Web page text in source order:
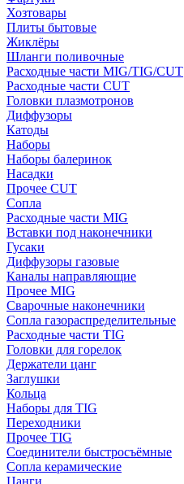
Хозтовары
Плиты бытовые
Жиклёры
Шланги поливочные
Расходные части MIG/TIG/CUT
Расходные части CUT
Головки плазмотронов
Диффузоры
Катоды
Наборы
Наборы балеринок
Насадки
Прочее CUT
Сопла
Расходные части MIG
Вставки под наконечники
Гусаки
Диффузоры газовые
Каналы направляющие
Прочее MIG
Сварочные наконечники
Сопла газораспределительные
Расходные части TIG
Головки для горелок
Держатели цанг
Заглушки
Кольца
Наборы для TIG
Переходники
Прочее TIG
Соединители быстросъёмные
Сопла керамические
Цанги